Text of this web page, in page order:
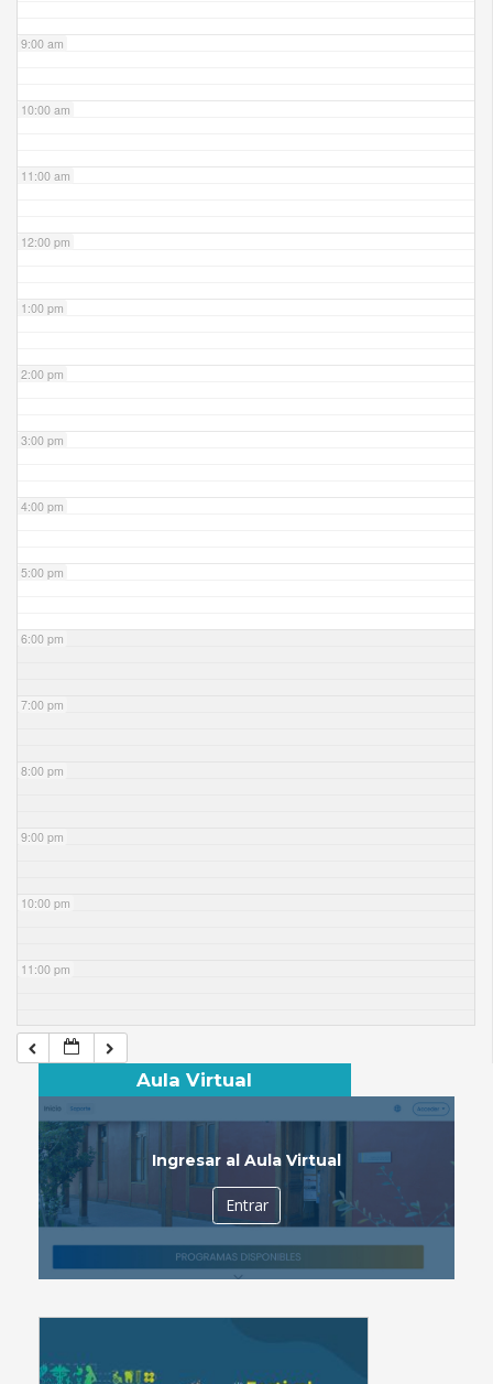
9:00 am
10:00 am
11:00 am
12:00 pm
1:00 pm
2:00 pm
3:00 pm
4:00 pm
5:00 pm
6:00 pm
7:00 pm
8:00 pm
9:00 pm
10:00 pm
11:00 pm
Aula Virtual
Ingresar al Aula Virtual
Entrar